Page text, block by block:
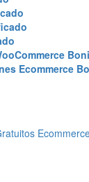
Ecommerce